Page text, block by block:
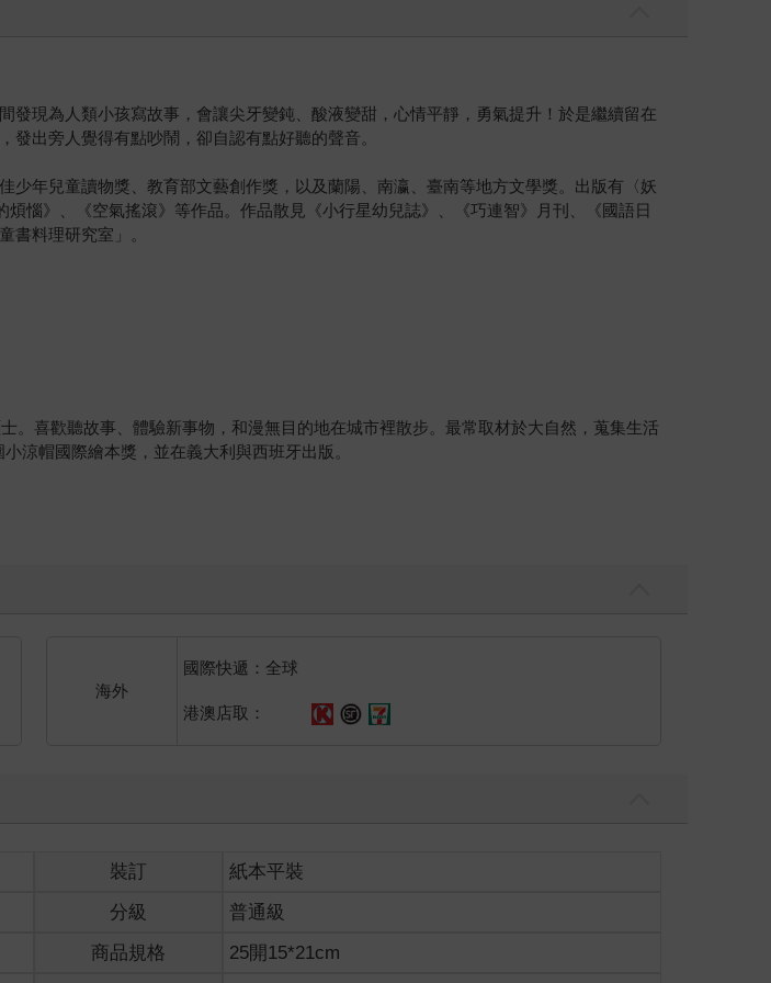
現為人類小孩寫故事，會讓尖牙變鈍、酸液變甜，心情平靜，勇氣提升！於是繼續留在
出旁人覺得有點吵鬧，卻自認有點好聽的聲音。
年兒童讀物獎、教育部文藝創作獎，以及蘭陽、南瀛、臺南等地方文學獎。出版有〈妖
惱》、《空氣搖滾》等作品。作品散見《小行星幼兒誌》、《巧連智》月刊、《國語日
書料理研究室」。
。喜歡聽故事、體驗新事物，和漫無目的地在城市裡散步。最常取材於大自然，蒐集生活
涼帽國際繪本獎，並在義大利與西班牙出版。
海外
國際快遞：全球
港澳店取：
裝訂
紙本平裝
分級
普通級
商品規格
25開15*21cm